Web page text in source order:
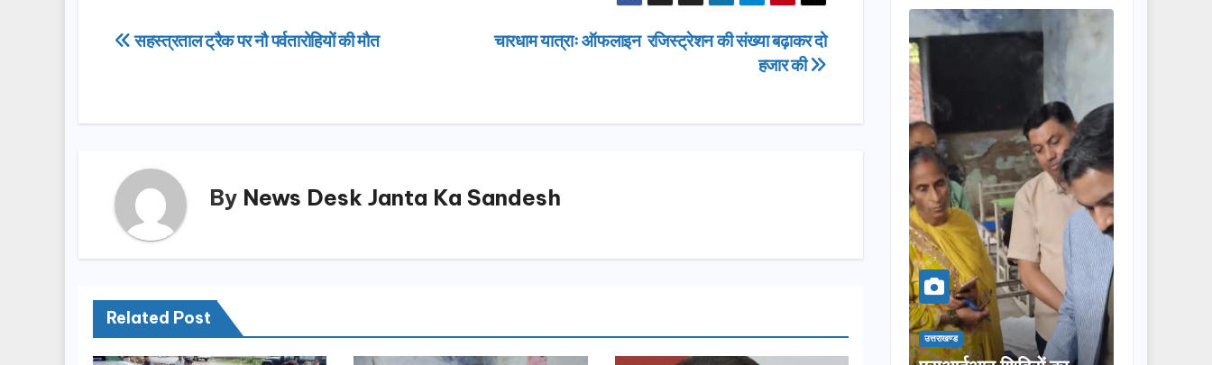
e
o
o
n
e
Post
चारधाम यात्राः ऑफलाइन रजिस्ट्रेशन की संख्या बढ़ाकर दो
हजार की
सहस्त्रताल ट्रैक पर नौ पर्वतारोहियों की मौत
By News Desk Janta Ka Sandesh
Related Post
उत्तराखण्ड उत्तराखण्ड